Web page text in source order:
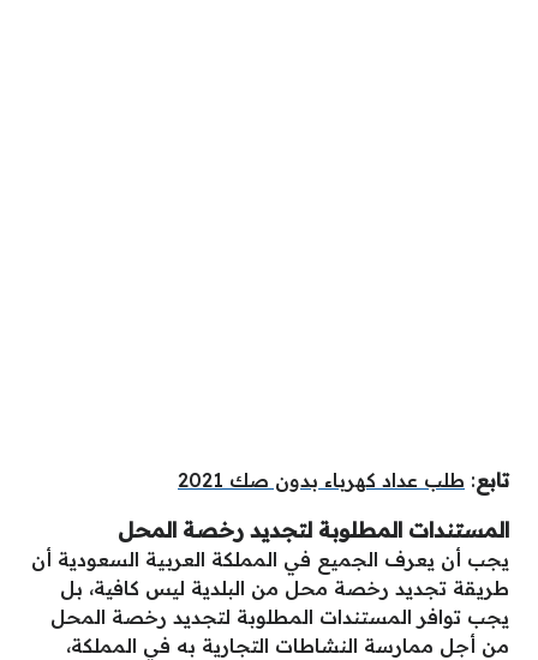
تابع: طلب عداد كهرباء بدون صك 2021
المستندات المطلوبة لتجديد رخصة المحل
يجب أن يعرف الجميع في المملكة العربية السعودية أن
طريقة تجديد رخصة محل من البلدية ليس كافية، بل
يجب توافر المستندات المطلوبة لتجديد رخصة المحل
من أجل ممارسة النشاطات التجارية به في المملكة،